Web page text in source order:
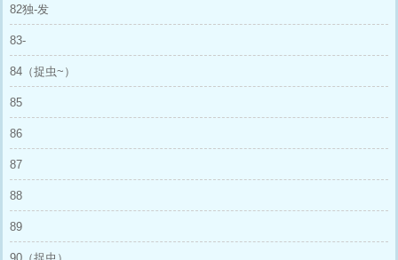
82独-发
83-
84（捉虫~）
85
86
87
88
89